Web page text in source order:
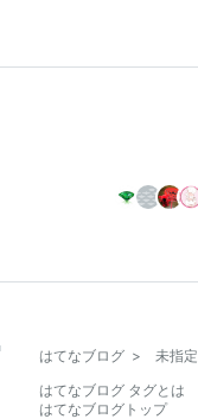
はてなブログ > 未指定
はてなブログ タグとは
はてなブログトップ